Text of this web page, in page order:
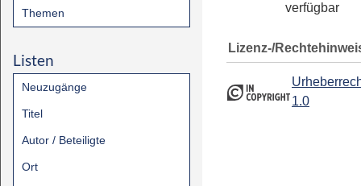
Themen
Listen
Neuzugänge
Titel
Autor / Beteiligte
Ort
verfügbar
Lizenz-/
1.0